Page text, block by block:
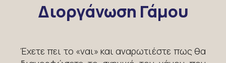
Διοργάνωση Γάμου
Έχετε πει το «ναι» και αναρωτιέστε πως θα